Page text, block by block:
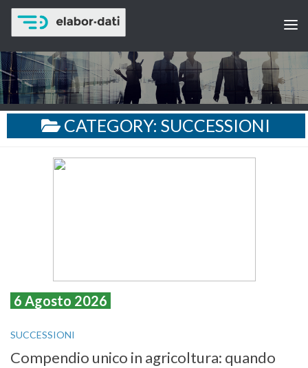
CATEGORY: SUCCESSIONI
6 Agosto 2026
SUCCESSIONI
Compendio unico in agricoltura: quando